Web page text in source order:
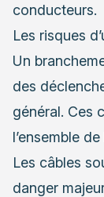
conducteurs.
Les risques
Un
des
général. Ces
l’ensemble
Les câbles
danger